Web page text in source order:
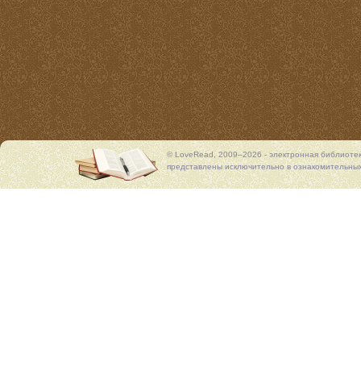
© LoveRead, 2009–2026 - электронная
представлены исключительно в